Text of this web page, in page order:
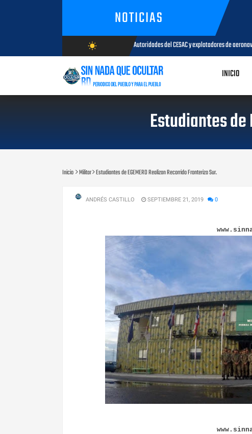
NOTICIAS
wb_sunny
AGOSTO/8/2026
Autoridades del CESAC y explotadores de aeronaves analizan temas de interés para la
INICIO
Estudiantes de
Inicio Militar Estudiantes de EGEMERD Realizan Recorrido Fronterizo Sur.
ANDRÉS CASTILLO SEPTIEMBRE 21, 2019 0